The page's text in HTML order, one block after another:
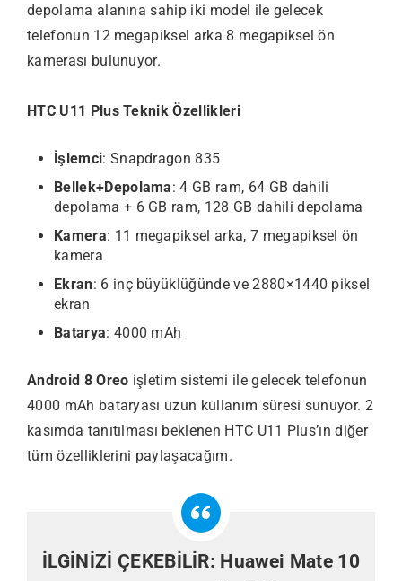
depolama alanına sahip iki model ile gelecek
telefonun 12 megapiksel arka 8 megapiksel ön
kamerası bulunuyor.
HTC U11 Plus Teknik Özellikleri
İşlemci: Snapdragon 835
Bellek+Depolama: 4 GB ram, 64 GB dahili
depolama + 6 GB ram, 128 GB dahili depolama
Kamera: 11 megapiksel arka, 7 megapiksel ön
kamera
Ekran: 6 inç büyüklüğünde ve 2880×1440 piksel
ekran
Batarya: 4000 mAh
Android 8 Oreo işletim sistemi ile gelecek telefonun
4000 mAh bataryası uzun kullanım süresi sunuyor. 2
kasımda tanıtılması beklenen HTC U11 Plus’ın diğer
tüm özelliklerini paylaşacağım.
İLGİNİZİ ÇEKEBİLİR: Huawei Mate 10